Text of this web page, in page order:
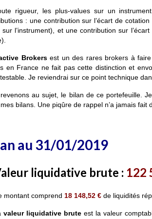
rigueur, les plus-values sur un
: une contribution sur l’écart de
sur l’instrument), et une contribution sur
Brokersest un des rares brokers à faire
en France ne fait pas cette distinction et
Je reviendrai sur ce point technique
au sujet, le bilan de ce portefeuille.
bilans. Une piqûre de rappel n’a jamais fait
au 31/01/2019
liquidative brute : 122
montant comprend 18 148,52 € de liquidités
valeur liquidative bruteest la valeur